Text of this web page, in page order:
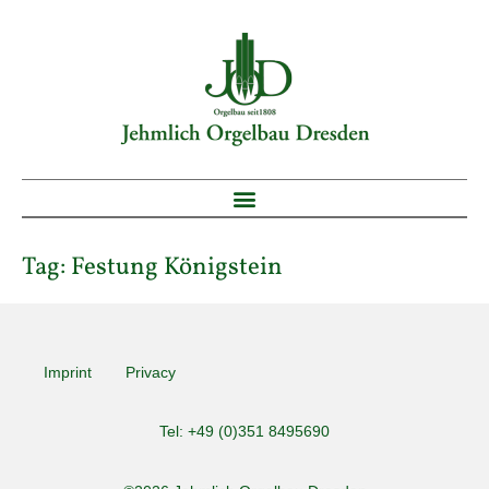
Tag: Festung Königstein
Imprint Privacy
Tel: +49 (0)351 8495690